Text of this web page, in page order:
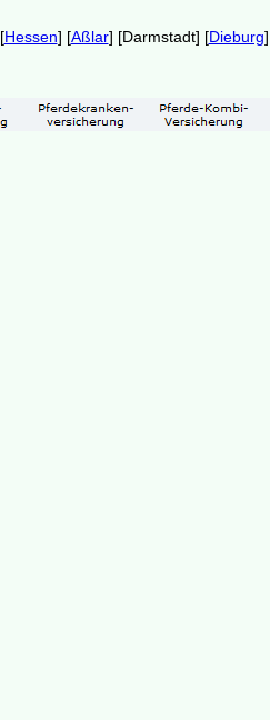
[Hessen] [Aßlar] [Darmstadt] [Dieburg